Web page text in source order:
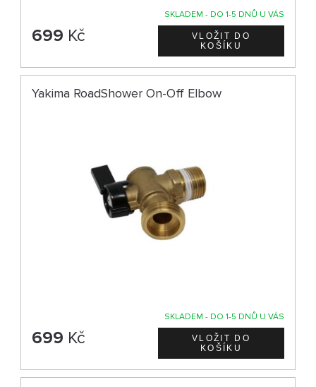
SKLADEM - DO 1-5 DNŮ U VÁS
699 Kč
Yakima RoadShower On-Off Elbow
SKLADEM - DO 1-5 DNŮ U VÁS
699 Kč